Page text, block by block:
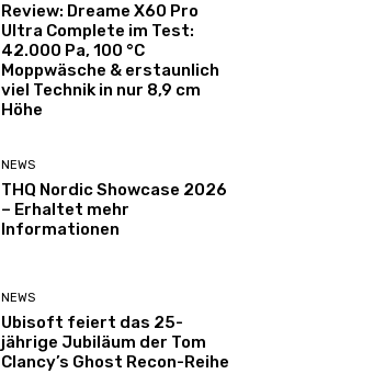
Review: Dreame X60 Pro
Ultra Complete im Test:
42.000 Pa, 100 °C
Moppwäsche & erstaunlich
viel Technik in nur 8,9 cm
Höhe
NEWS
THQ Nordic Showcase 2026
– Erhaltet mehr
Informationen
NEWS
Ubisoft feiert das 25-
jährige Jubiläum der Tom
Clancy’s Ghost Recon-Reihe